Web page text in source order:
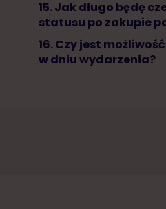
15. Jak długo będę
statusu po zakupie
16. Czy jest
w dniu wydarzenia?